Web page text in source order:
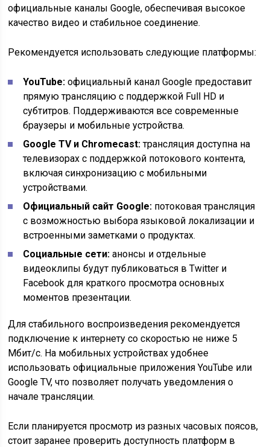
официальные каналы Google, обеспечивая высокое
качество видео и стабильное соединение.
Рекомендуется использовать следующие платформы:
YouTube: официальный канал Google предоставит
прямую трансляцию с поддержкой Full HD и
субтитров. Поддерживаются все современные
браузеры и мобильные устройства.
Google TV и Chromecast:трансляция доступна на
телевизорах с поддержкой потокового контента,
включая синхронизацию с мобильными
устройствами.
Официальный сайт Google: потоковая трансляция
с возможностью выбора языковой локализации и
встроенными заметками о продуктах.
Социальные сети: анонсы и отдельные
видеоклипы будут публиковаться в Twitter и
Facebook для краткого просмотра основных
моментов презентации.
Для стабильного воспроизведения рекомендуется
подключение к интернету со скоростью не ниже 5
Мбит/с. На мобильных устройствах удобнее
использовать официальные приложения YouTube или
Google TV, что позволяет получать уведомления о
начале трансляции.
Если планируется просмотр из разных часовых поясов,
стоит заранее проверить доступность платформ в